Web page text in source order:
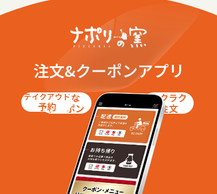
注文&クーポンアプリ
お得な
クーポン
テイクアウト
予約
ラクラク
注文